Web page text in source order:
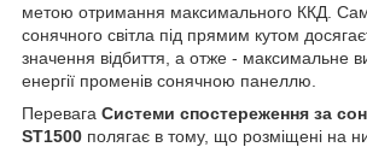
метою отримання максимального ККД.
сонячного світла під прямим кутом
значення відбиття, а отже - максимальне
енергії променів сонячною панеллю.
Перевага Системи спостереження за
ST1500 полягає в тому, що розміщені на